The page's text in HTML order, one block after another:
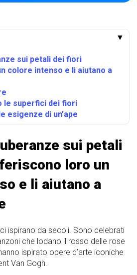
▼
sui petali dei fiori
colore intenso e li aiutano a
le superfici dei fiori
esigenze di un’ape
sui petali
loro un
e li aiutano a
ispirano da secoli. Sono celebrati
che lodano il rosso delle rose
ispirato opere d’arte iconiche
Van Gogh.